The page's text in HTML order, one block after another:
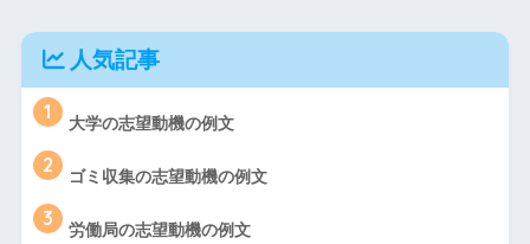
人気記事
1 大学の志望動機の例文
2 ゴミ収集の志望動機の例文
3 労働局の志望動機の例文